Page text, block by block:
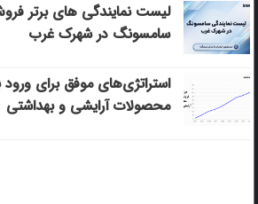
لیست نمایندگی های برتر
سامسونگ در شهرک غرب
استراتژی‌های موفق برای ورود
محصولات آرایشی و بهداشتی